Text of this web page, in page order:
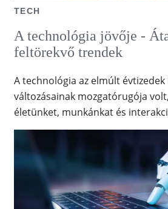
TECH
A technológia jövője -
feltörekvő trendek
A technológia az elmúlt
változásainak mozgatórugója
életünket, munkánkat és